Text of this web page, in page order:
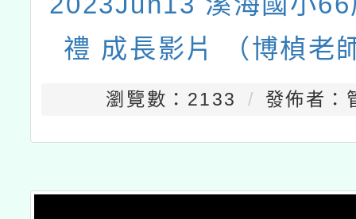
禮 成長影片 （博楨老
瀏覽數：2133 發佈者：